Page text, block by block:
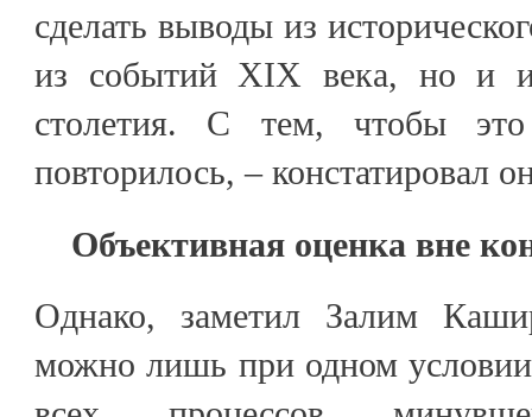
сделать выводы из
из событий XIX века, но и
столетия. С тем, чтобы
повторилось, – констатировал
Объективная оценка вне
Однако, заметил Залим
можно лишь при одном